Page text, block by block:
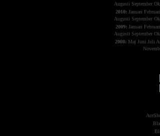
Augusti September
2010: Januari Februari
Augusti September
2009: Januari Februari
Augusti September
2008: Maj Juni Juli